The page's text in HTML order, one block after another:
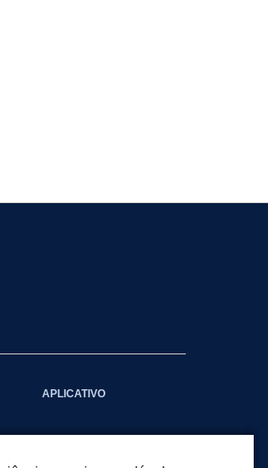
APLICATIVO